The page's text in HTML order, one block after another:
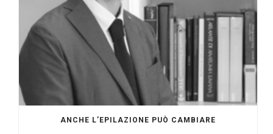
ANCHE L’EPILAZIONE PUÒ CAMBIARE